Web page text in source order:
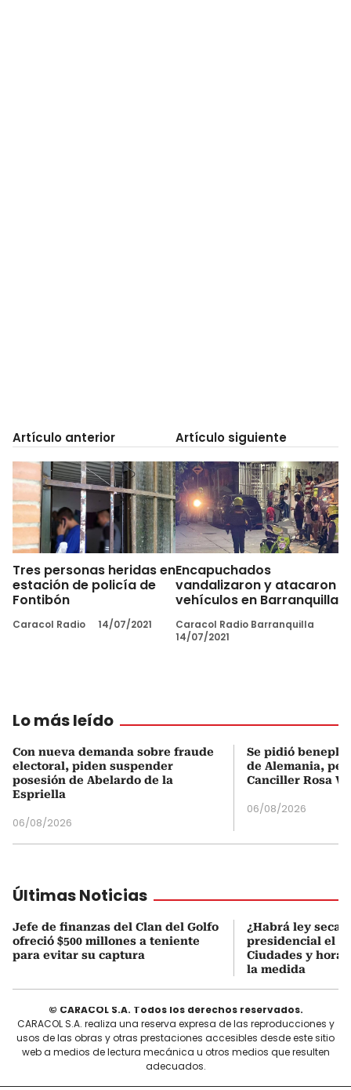
Artículo anterior
Tres personas heridas en
estación de policía de
Fontibón
Caracol Radio 14/07/2021
Artículo siguiente
Encapuchados
vandalizaron y atacaron
vehículos en Barranquilla
Caracol Radio Barranquilla
14/07/2021
Lo más leído
Con nueva demanda sobre fraude
electoral, piden suspender
posesión de Abelardo de la
Espriella
06/08/2026
Se pidió
de Alemania,
Canciller Rosa
06/08/2026
Últimas Noticias
Jefe de finanzas del Clan del Golfo
ofreció $500 millones a teniente
para evitar su captura
¿Habrá ley seca
presidencial el 7
Ciudades y
la medida
© CARACOL S.A. Todos los derechos reservados.
CARACOL S.A. realiza una reserva expresa de las reproducciones y
usos de las obras y otras prestaciones accesibles desde este sitio
web a medios de lectura mecánica u otros medios que resulten
adecuados.